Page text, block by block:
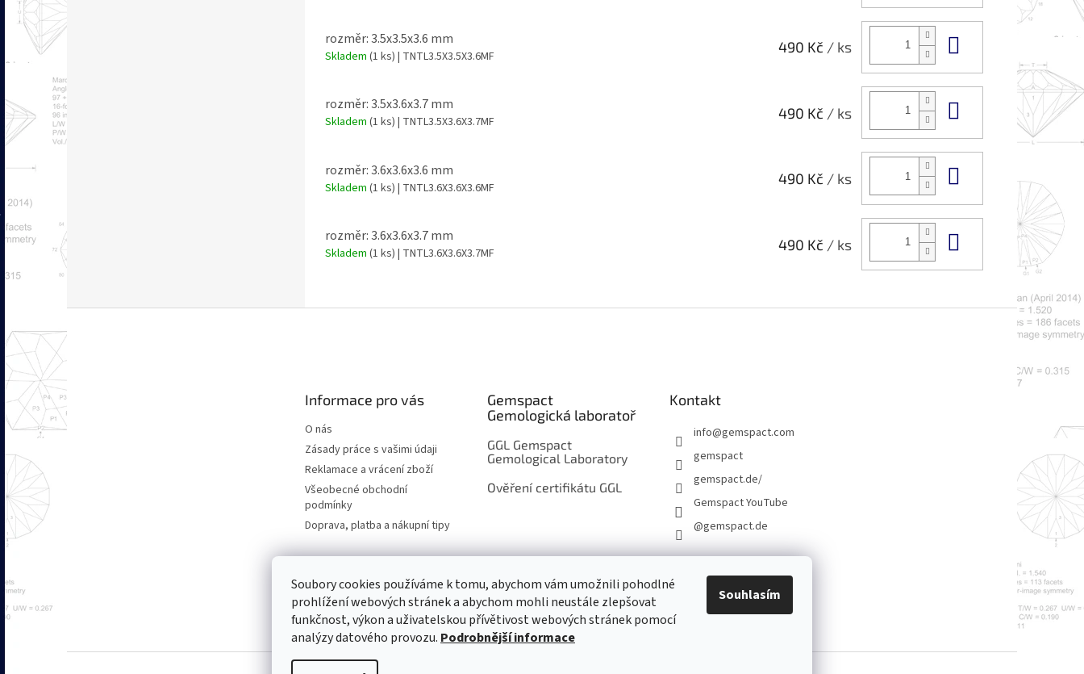
Soubory cookies používáme k tomu, abychom vám umožnili pohodlné
prohlížení webových stránek a abychom mohli neustále zlepšovat
funkčnost, výkon a uživatelskou přívětivost webových stránek pomocí
analýzy datového provozu. Podrobnější informace
Souhlasím
rozměr: 3.5x3.5x3.6 mm
Skladem (1 ks) | TNTL3.5X3.5X3.6MF
490 Kč / ks
rozměr: 3.5x3.6x3.7 mm
Skladem (1 ks) | TNTL3.5X3.6X3.7MF
490 Kč / ks Do košíku
rozměr: 3.6x3.6x3.6 mm
Skladem (1 ks) | TNTL3.6X3.6X3.6MF
490 Kč / ks
rozměr: 3.6x3.6x3.7 mm
Skladem (1 ks) | TNTL3.6X3.6X3.7MF
490 Kč / ks Do košíku
p
a
t
Informace pro vás
O nás
Zásady práce s vašimi údaji
Reklamace a vrácení zboží
Všeobecné obchodní
podmínky
Doprava, platba a nákupní tipy
Gemspact
Gemologická laboratoř
GGL Gemspact
Gemological Laboratory
Ověření certifikátu GGL
Kontakt
info@gemspact.com
gemspact
gemspact.de/
Gemspact YouTube
@gemspact.de
KONTAKTNÍ FORMULÁŘ